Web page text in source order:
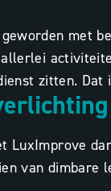
geworden met
zitten. Dat
LuxImprove
van dimbare